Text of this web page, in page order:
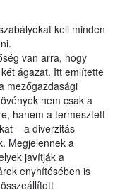
kell minden
van arra, hogy
ágazat. Itt említette
mezőgazdasági
nem csak a
hanem a termesztett
– a diverzitás
Megjelennek a
javítják a
enyhítésében is